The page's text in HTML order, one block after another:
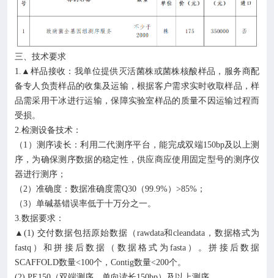
三、技术要求
1.▲样品接收：我单位提供灭活菌株或菌株核酸样品，服务商配
备专人负责样品的收集及运输，根据客户需求实时收取样品，样
品需采用干冰进行运输，保障实验室样品的质量不因运输过程而
受损。
2.检测设备技术：
（1）测序读长：利用二代测序平台，能完成双端150bp及以上测
序，为确保测序数据的稳定性，供应商应使用固定型号的测序仪
器进行测序；
（2）准确度：数据准确度需Q30（99.9%）>85%；
（3）单碱基错误率低于十万分之一。
3.数据要求：
▲(1) 交付数据包括原始数据（rawdata和cleandata，数据格式为
fastq）和拼接后数据（数据格式为fasta）。拼接后数据
SCAFFOLD数量<100个，Contig数量<200个。